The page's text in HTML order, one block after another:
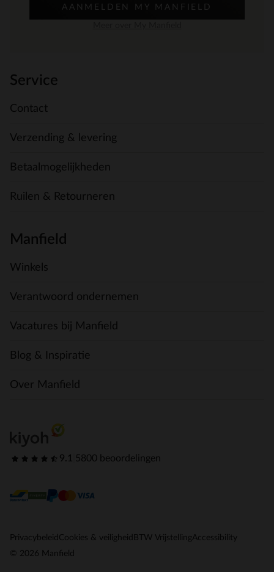
AANMELDEN MY MANFIELD
Service
Contact
Verzending & levering
Betaalmogelijkheden
Ruilen & Retourneren
Manfield
Winkels
Verantwoord ondernemen
Vacatures bij Manfield
Blog & Inspiratie
Over Manfield
9.1 5800 beoordelingen
Privacybeleid Cookies & veiligheid BTW VrijstellingAccessibility
© 2026 Manfield